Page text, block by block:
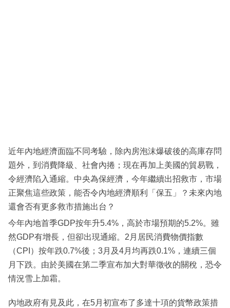
區
近年內地經濟面臨不同考驗，除內房泡沫爆破後的高庫存問
題外，到消費降級、社會內捲；現在再加上美國的貿易戰，
令經濟陷入通縮。中央為保經濟，今年繼續出招救市，市場
正聚焦這些政策，能否令內地經濟順利「保五」？未來內地
還會否有更多救市措施出台？
今年內地首季GDP按年升5.4%，高於市場預期的5.2%。雖
然GDP有增長，但卻出現通縮。2月居民消費物價指數
（CPI）按年跌0.7%後；3月及4月均再跌0.1%，連續三個
月下跌。由於美國在第二季宣布加大對華徵收的關稅，恐令
情況雪上加霜。
內地政府有見及此，在5月初宣布了多達十項的貨幣政策措